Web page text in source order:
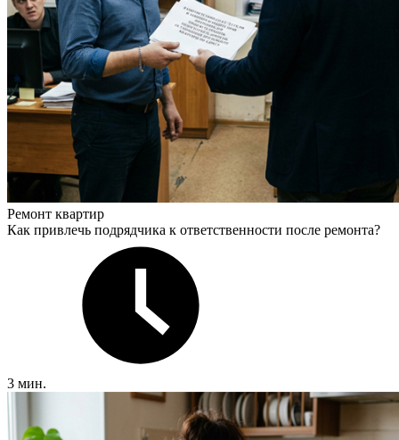
Ремонт квартир
Как привлечь подрядчика к ответственности после ремонта?
3 мин.